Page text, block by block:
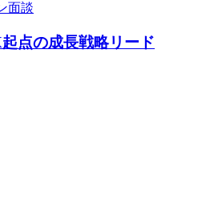
面談
起点の成長戦略リード